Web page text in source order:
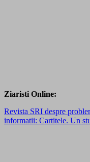
Ziaristi Online:
Revista SRI despre
informatii: Cartitele. Un